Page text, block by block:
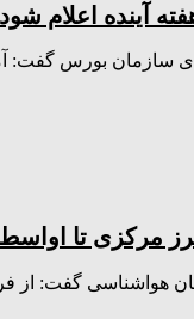
آینده اعلام شود
بورس گفت:
مرکزی تا
هواشناسی گفت: از